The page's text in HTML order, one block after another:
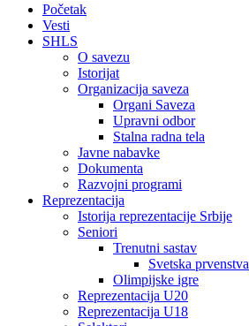
Početak
Vesti
SHLS
O savezu
Istorijat
Organizacija saveza
Organi Saveza
Upravni odbor
Stalna radna tela
Javne nabavke
Dokumenta
Razvojni programi
Reprezentacija
Istorija reprezentacije Srbije
Seniori
Trenutni sastav
Svetska prvenstva
Olimpijske igre
Reprezentacija U20
Reprezentacija U18